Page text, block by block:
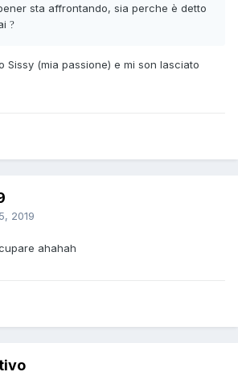
sta affrontando, sia perche è detto
?
Sissy (mia passione) e mi son lasciato
2019
ahahah